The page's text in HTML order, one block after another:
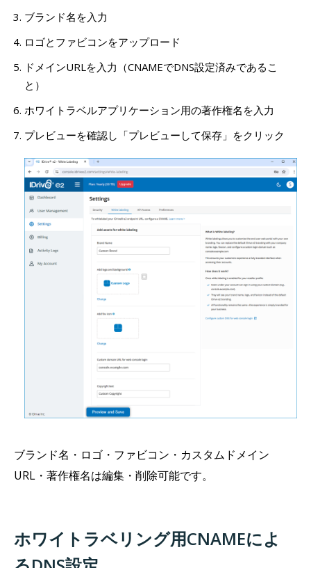
ブランド名を入力
ロゴとファビコンをアップロード
ドメインURLを入力（CNAMEでDNS設定済みであるこ
と）
ホワイトラベルアプリケーション用の著作権名を入力
プレビューを確認し「プレビューして保存」をクリック
ブランド名・ロゴ・ファビコン・カスタムドメイン
URL・著作権名は編集・削除可能です。
ホワイトラベリング用CNAMEによ